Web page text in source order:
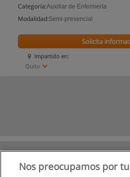
Categoría:Auxiliar de Enfermería
Modalidad:Semi-presencial
Impartido en:
Quito
Solicita
Nos preocupamos por